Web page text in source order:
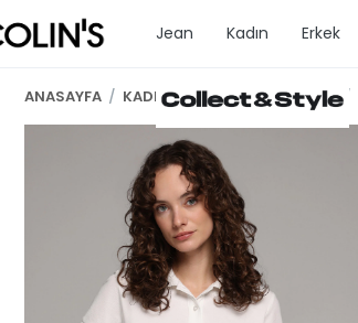
Jean Kadın Erkek
ANASAYFA / KADIN GİYİM / TSHİRT K.KOL /